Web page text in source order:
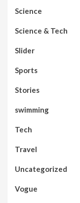
Science
Science & Tech
Slider
Sports
Stories
swimming
Tech
Travel
Uncategorized
Vogue